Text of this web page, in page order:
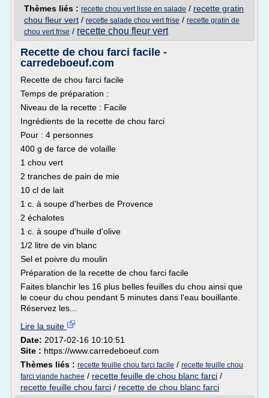
Thèmes liés : recette chou vert lisse en salade / recette gratin
chou fleur vert / recette salade chou vert frise / recette gratin de
chou vert frise / recette chou fleur vert
Recette de chou farci facile -
carredeboeuf.com
Recette de chou farci facile
Temps de préparation :
Niveau de la recette : Facile
Ingrédients de la recette de chou farci
Pour : 4 personnes
400 g de farce de volaille
1 chou vert
2 tranches de pain de mie
10 cl de lait
1 c. à soupe d'herbes de Provence
2 échalotes
1 c. à soupe d'huile d'olive
1/2 litre de vin blanc
Sel et poivre du moulin
Préparation de la recette de chou farci facile
Faites blanchir les 16 plus belles feuilles du chou ainsi que
le coeur du chou pendant 5 minutes dans l'eau bouillante.
Réservez les...
Lire la suite
Date: 2017-02-16 10:10:51
Site : https://www.carredeboeuf.com
Thèmes liés : recette feuille chou farci facile / recette feuille chou
farci viande hachee / recette feuille de chou blanc farci /
recette feuille chou farci / recette de chou blanc farci